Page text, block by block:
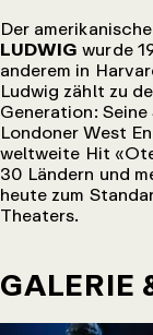
Der
LUDWIG wurde
anderem in
Ludwig zählt zu
Generation:
Londoner West
weltweite Hit
30 Ländern und
heute zum
Theaters.
GALERIE